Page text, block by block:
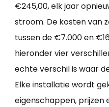
€245,00, elk jaar
stroom. De kosten van
tussen de €7.000 en
hieronder vier
echte verschil is waar
Elke installatie wordt
eigenschappen, prijzen